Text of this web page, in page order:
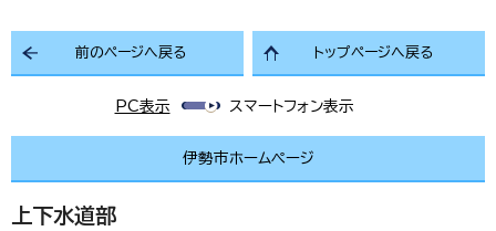
前のページへ戻る トップページへ戻る
PC表示 スマートフォン表示
伊勢市ホームページ
上下水道部